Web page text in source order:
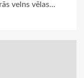
velns vēlas...